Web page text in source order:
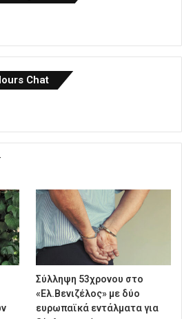
Chat
Σύλληψη 53χρονου στο
«Ελ.Βενιζέλος» με δύο
ευρωπαϊκά εντάλματα για